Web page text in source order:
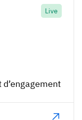
Live